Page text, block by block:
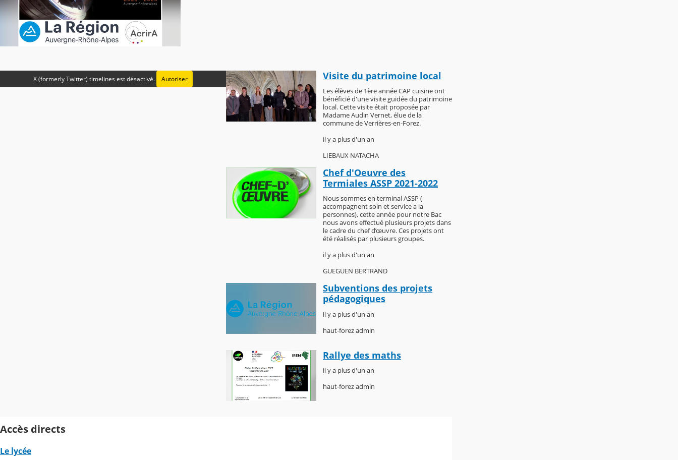
X (formerly Twitter) timelines est désactivé. Autoriser Visite du patrimoine local
Les élèves de 1ère année CAP cuisine ont
bénéficié d'une visite guidée du patrimoine
local. Cette visite était proposée par
Madame Audin Vernet, élue de la
commune de Verrières-en-Forez.
il y a plus d'un an
LIEBAUX NATACHA
Chef d'Oeuvre des
Termiales ASSP 2021-2022
Nous sommes en terminal ASSP (
accompagnent soin et service a la
personnes), cette année pour notre Bac
nous avons effectué plusieurs projets dans
le cadre du chef d’œuvre. Ces projets ont
été réalisés par plusieurs groupes.
il y a plus d'un an
GUEGUEN BERTRAND
Subventions des projets
pédagogiques
il y a plus d'un an
haut-forez admin
Rallye des maths
il y a plus d'un an
haut-forez admin
Accès directs
Le lycée